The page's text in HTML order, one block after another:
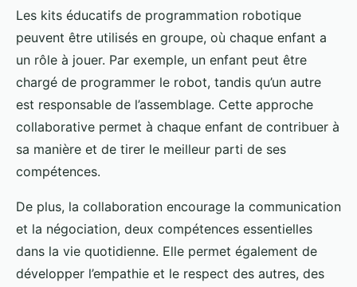
Les kits éducatifs de programmation robotique
peuvent être utilisés en groupe, où chaque enfant a
un rôle à jouer. Par exemple, un enfant peut être
chargé de programmer le robot, tandis qu’un autre
est responsable de l’assemblage. Cette approche
collaborative permet à chaque enfant de contribuer à
sa manière et de tirer le meilleur parti de ses
compétences.
De plus, la collaboration encourage la communication
et la négociation, deux compétences essentielles
dans la vie quotidienne. Elle permet également de
développer l’empathie et le respect des autres, des